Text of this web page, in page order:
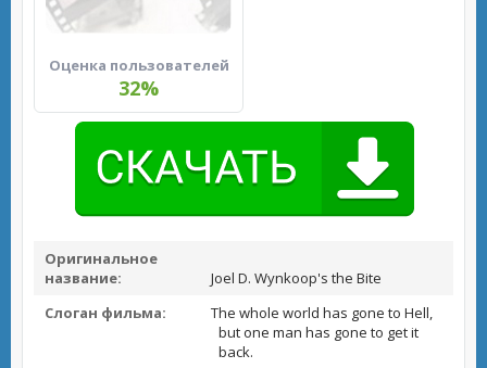
Оценка пользователей
32%
Оригинальное
название:
Joel D. Wynkoop's the Bite
Слоган фильма:
The whole world has gone to Hell,
but one man has gone to get it
back.